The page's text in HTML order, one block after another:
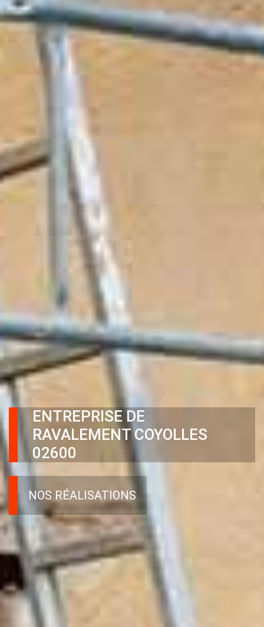
ENTREPRISE DE
RAVALEMENT COYOLLES
02600
NOS RÉALISATIONS